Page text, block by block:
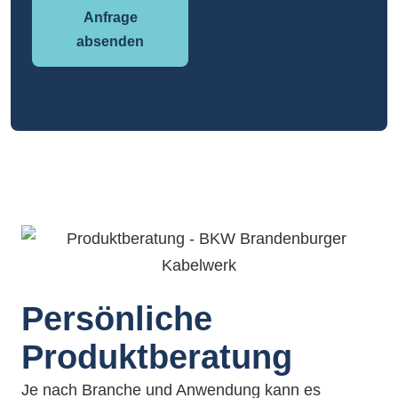
Anfrage
absenden
Persönliche
Produktberatung
Je nach Branche und Anwendung kann es